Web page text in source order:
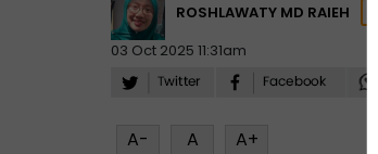
ROSHLAWATY MD RAIEH
03 Oct 2025 11:31am
A- A A+